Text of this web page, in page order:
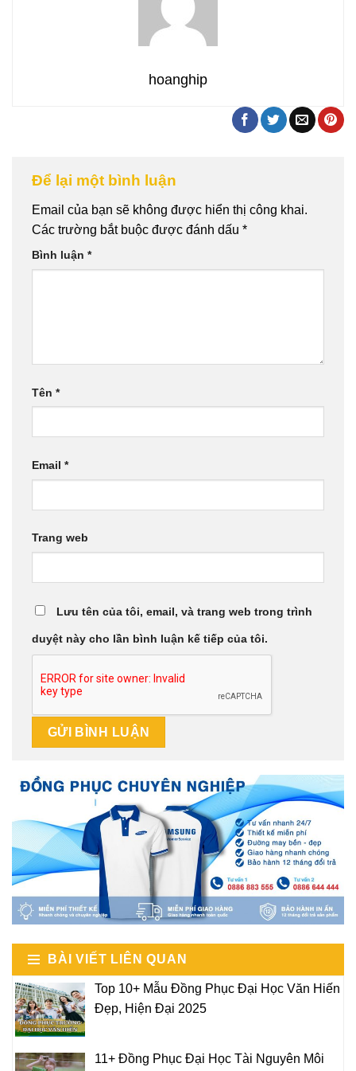
hoanghip
Để lại một bình luận
Email của bạn sẽ không được hiển thị công khai.
Các trường bắt buộc được đánh dấu *
Bình luận *
Tên *
Email *
Trang web
Lưu tên của tôi, email, và trang web trong trình
duyệt này cho lần bình luận kế tiếp của tôi.
BÀI VIẾT LIÊN QUAN
Top 10+ Mẫu Đồng Phục Đại Học Văn Hiến
Đẹp, Hiện Đại 2025
11+ Đồng Phục Đại Học Tài Nguyên Môi